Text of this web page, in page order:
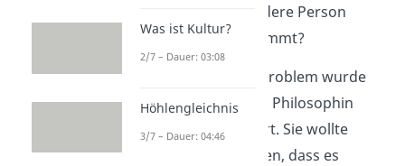
bedeutet, dass eine andere Person
dadurch ums Leben kommt?
Übrigens:
Das Trolley-Problem wurde
1967 von der britischen Philosophin
Philippa Foot formuliert. Sie wollte
damit ihre These belegen, dass es
Was ist Kultur?
2/7 – Dauer: 03:08
Höhlengleichnis
3/7 – Dauer: 04:46